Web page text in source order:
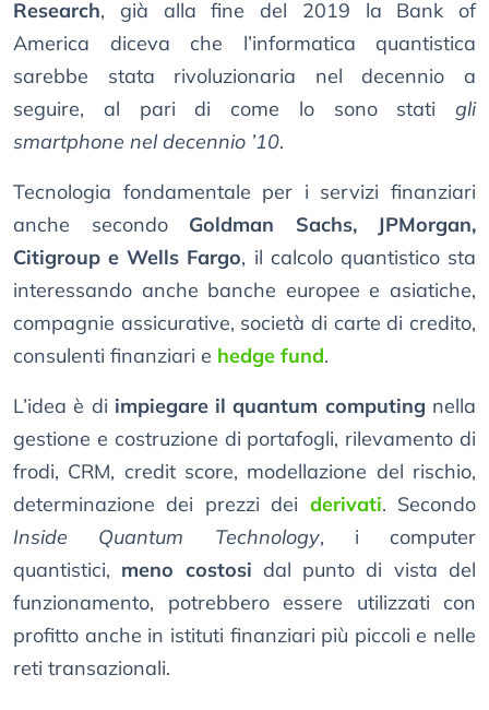
Research, già alla fine del 2019 la Bank of
America diceva che l’informatica quantistica
sarebbe stata rivoluzionaria nel decennio a
seguire, al pari di come lo sono stati gli
smartphone nel decennio ’10.
Tecnologia fondamentale per i servizi finanziari
anche secondo Goldman Sachs, JPMorgan,
Citigroup e Wells Fargo, il calcolo quantistico sta
interessando anche banche europee e asiatiche,
compagnie assicurative, società di carte di credito,
consulenti finanziari e hedge fund.
L’idea è di impiegare il quantum computing nella
gestione e costruzione di portafogli, rilevamento di
frodi, CRM, credit score, modellazione del rischio,
determinazione dei prezzi dei derivati. Secondo
Inside Quantum Technology, i computer
quantistici, meno costosi dal punto di vista del
funzionamento, potrebbero essere utilizzati con
profitto anche in istituti finanziari più piccoli e nelle
reti transazionali.